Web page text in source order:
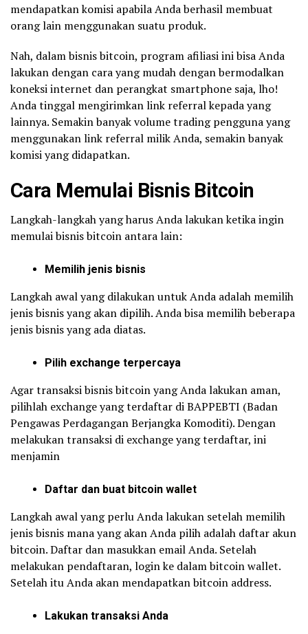
mendapatkan komisi apabila Anda berhasil membuat
orang lain menggunakan suatu produk.
Nah, dalam bisnis bitcoin, program afiliasi ini bisa Anda
lakukan dengan cara yang mudah dengan bermodalkan
koneksi internet dan perangkat smartphone saja, lho!
Anda tinggal mengirimkan link referral kepada yang
lainnya. Semakin banyak volume trading pengguna yang
menggunakan link referral milik Anda, semakin banyak
komisi yang didapatkan.
Cara Memulai Bisnis Bitcoin
Langkah-langkah yang harus Anda lakukan ketika ingin
memulai bisnis bitcoin antara lain:
Memilih jenis bisnis
Langkah awal yang dilakukan untuk Anda adalah memilih
jenis bisnis yang akan dipilih. Anda bisa memilih beberapa
jenis bisnis yang ada diatas.
Pilih exchange terpercaya
Agar transaksi bisnis bitcoin yang Anda lakukan aman,
pilihlah exchange yang terdaftar di BAPPEBTI (Badan
Pengawas Perdagangan Berjangka Komoditi). Dengan
melakukan transaksi di exchange yang terdaftar, ini
menjamin
Daftar dan buat bitcoin wallet
Langkah awal yang perlu Anda lakukan setelah memilih
jenis bisnis mana yang akan Anda pilih adalah daftar akun
bitcoin. Daftar dan masukkan email Anda. Setelah
melakukan pendaftaran, login ke dalam bitcoin wallet.
Setelah itu Anda akan mendapatkan bitcoin address.
Lakukan transaksi Anda